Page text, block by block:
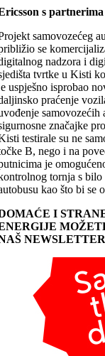
s
samovozećeg
se
nadzora i
tvrtke u Kisti
uspješno isprobao
praćenje
samovozećih
značajke
testirale su ne
B, nego i na
je
tornja s
kao što bi
I
NEWSLETTER